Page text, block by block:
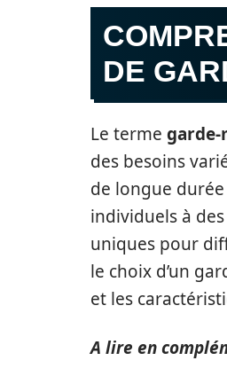
DE
Le terme garde-
des besoins
de longue
individuels à
uniques pour
le choix d’un
et les
A lire en